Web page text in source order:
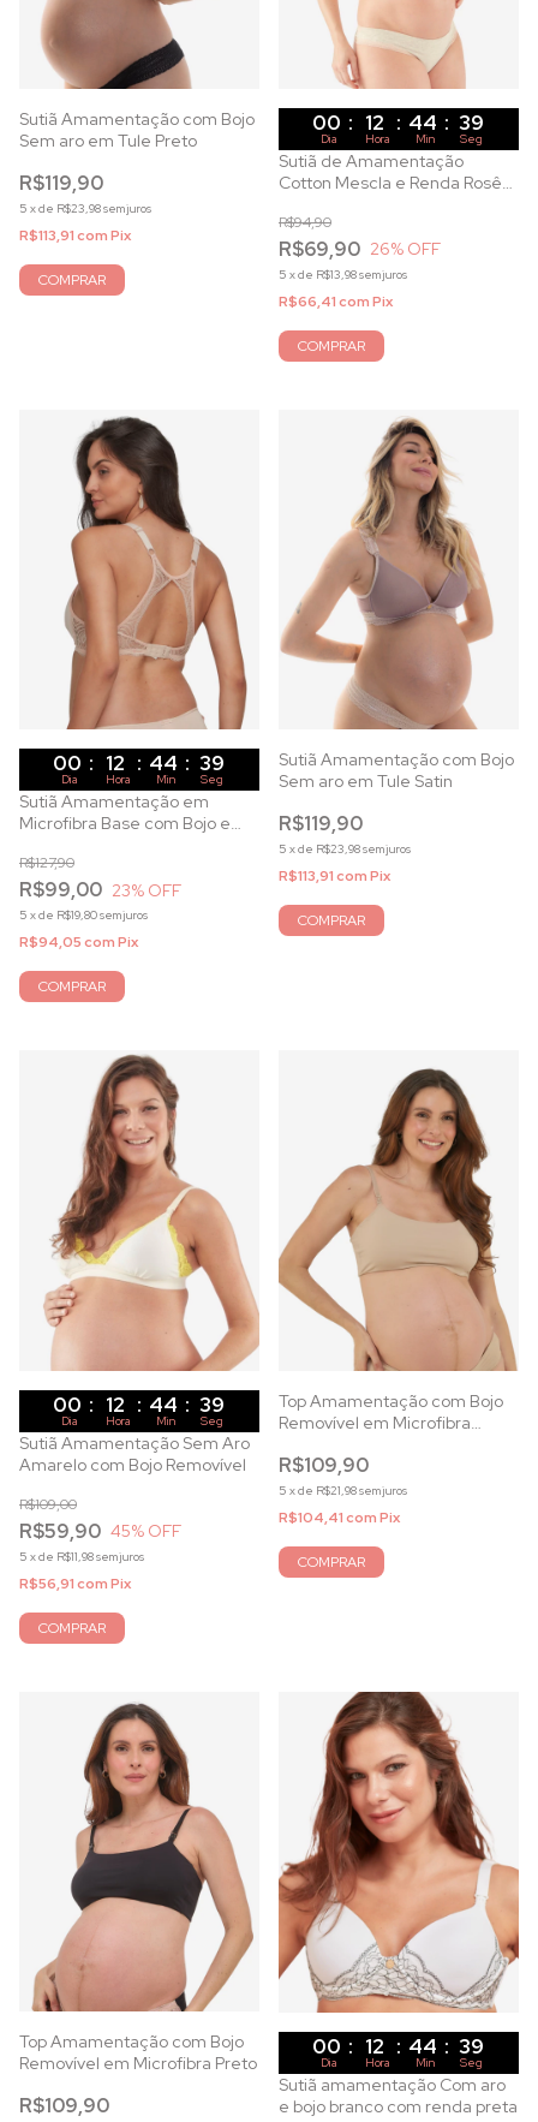
Sutiã Amamentação com Bojo
Sem aro em Tule Preto
R$119,90
5 xde R$23,98sem juros
R$113,91comPix
COMPRAR
00 : 12 : 44 : 37
Dia Hora Min Seg
Sutiã de Amamentação
Cotton Mescla e Renda Rosê
R$69,90
R$94,90
26% OFF
5 xde R$13,98sem juros
R$66,41comPix
COMPRAR
00 : 12 : 44 : 37
Dia Hora Min Seg
Sutiã Amamentação em
Microfibra Base com Bojo e
R$99,00
R$127,90
23% OFF
5 xde R$19,80sem juros
R$94,05comPix
COMPRAR
Sutiã Amamentação com Bojo
Sem aro em Tule Satin
R$119,90
5 xde R$23,98sem juros
R$113,91comPix
COMPRAR
00 : 12 : 44 : 37
Dia Hora Min Seg
Sutiã Amamentação Sem Aro
Amarelo com Bojo Removível
R$59,90
R$109,00
45% OFF
5 xde R$11,98sem juros
R$56,91comPix
COMPRAR
Top Amamentação com Bojo
Removível em Microfibra
R$109,90
5 xde R$21,98sem juros
R$104,41comPix
COMPRAR
Top Amamentação com Bojo
Removível em Microfibra Preto
R$109,90
00 : 12 : 44 : 37
Dia Hora Min Seg
Sutiã amamentação Com aro
e bojo branco com renda preta